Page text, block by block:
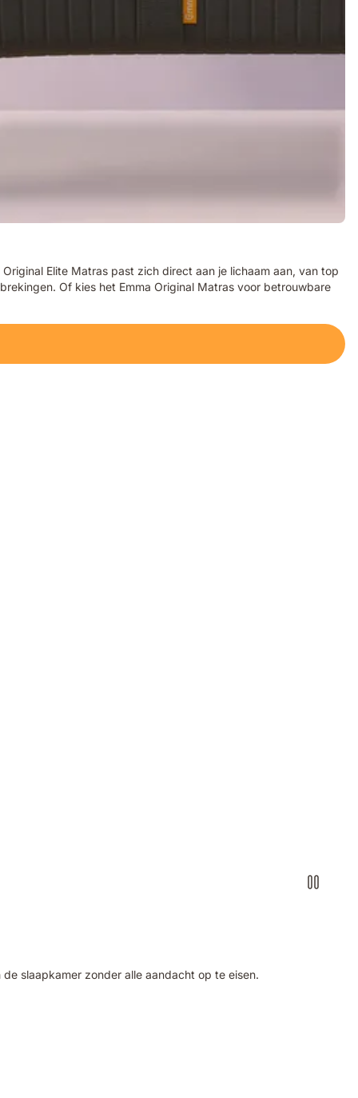
Elite Matras past zich direct aan je lichaam aan, van top
Of kies het Emma Original Matras voor betrouwbare
slaapkamer zonder alle aandacht op te eisen.